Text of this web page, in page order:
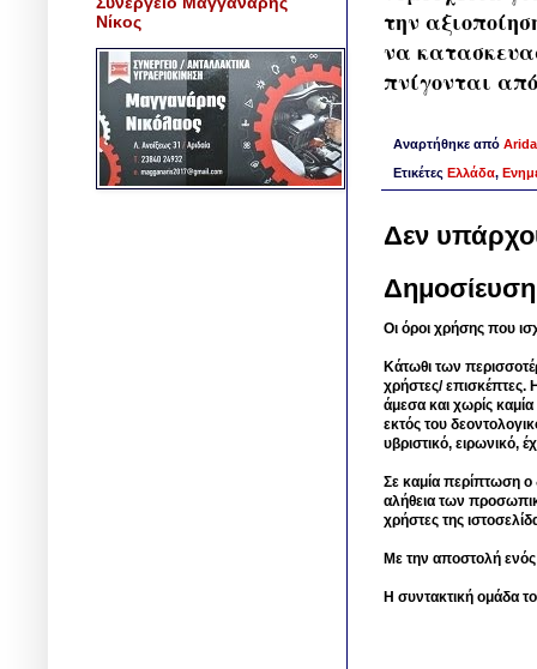
την
να
πνίγονται
Αναρτήθηκε από
Ετικέτες Ελλάδα,
Δεν
Οι όροι χρήσης που
Κάτωθι των
χρήστες/ επισκέπτες.
άμεσα και χωρίς
εκτός του
υβριστικό, ειρωνικό,
Σε καμία περίπτωση ο
αλήθεια των
χρήστες της
Με την αποστολή
Η συντακτική ομάδα
Νίκος